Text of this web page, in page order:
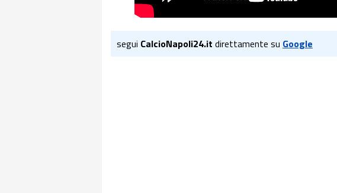
segui CalcioNapoli24.it direttamente su Google